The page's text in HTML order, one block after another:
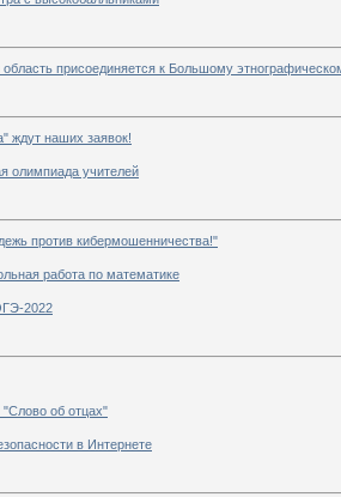
присоединяется к Большому
ждут наших заявок!
олимпиада учителей
против кибермошенничества!"
работа по математике
2022
"Слово об отцах"
в Интернете